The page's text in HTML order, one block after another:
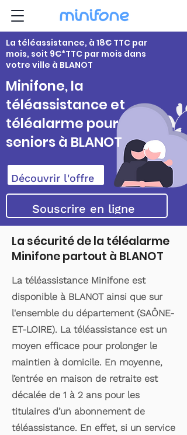
La téléassistance, à 18€ TTC par
mois, soit 9€*TTC par mois dans
votre ville à BLANOT
Minifone, la
téléassistance et
téléalarme pour
seniors à BLANOT
Découvrir l'offre
Souscrire en ligne
La sécurité de la téléalarme
Minifone partout à BLANOT
La téléassistance Minifone est
disponible à BLANOT ainsi que sur
l'ensemble du département (SAÔNE-
ET-LOIRE). La téléassistance est un
moyen efficace pour prolonger le
maintien à domicile. En moyenne,
l’entrée en maison de retraite est
décalée de 1 à 2 ans pour les
titulaires d’un abonnement de
téléassistance. En effet, si un service